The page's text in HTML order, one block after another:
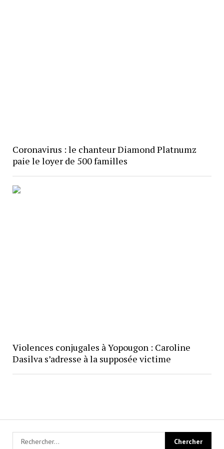
Coronavirus : le chanteur Diamond Platnumz
paie le loyer de 500 familles
Violences conjugales à Yopougon : Caroline
Dasilva s’adresse à la supposée victime